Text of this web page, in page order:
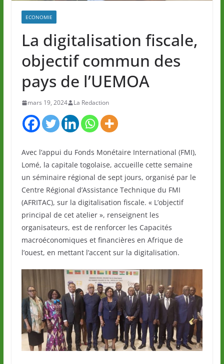
ECONOMIE
La digitalisation fiscale,
objectif commun des
pays de l’UEMOA
mars 19, 2024 La Redaction
Avec l’appui du Fonds Monétaire International (FMI),
Lomé, la capitale togolaise, accueille cette semaine
un séminaire régional de sept jours, organisé par le
Centre Régional d’Assistance Technique du FMI
(AFRITAC), sur la digitalisation fiscale. « L’objectif
principal de cet atelier », renseignent les
organisateurs, est de renforcer les Capacités
macroéconomiques et financières en Afrique de
l’ouest, en mettant l’accent sur la digitalisation.